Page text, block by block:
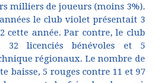
milliers de joueurs (moins 3%).
le club violet présentait 3
cette année. Par contre, le club
32 licenciés bénévoles et 5
régionaux. Le nombre de
baisse, 5 rouges contre 11 et 97